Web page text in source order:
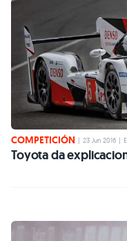
COMPETICIÓN | 23 Jun 2016 |
Toyota da